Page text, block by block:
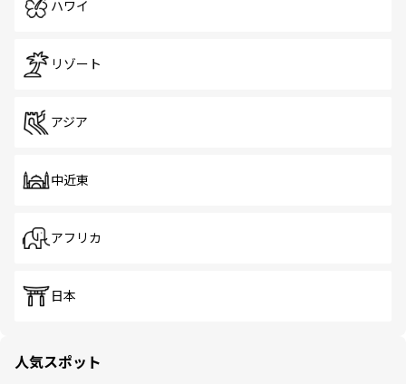
ハワイ
リゾート
アジア
中近東
アフリカ
日本
人気スポット